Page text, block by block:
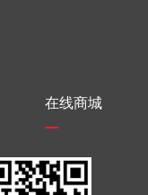
在线商城